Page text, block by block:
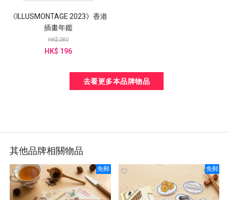
《ILLUSMONTAGE 2023》香港
插畫年鑑
HK$ 280
HK$ 196
去看更多本品牌物品
其他品牌相關物品
免郵 免郵